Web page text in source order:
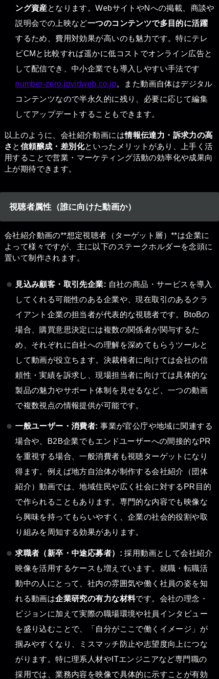
ング資産 となります。WebサイトやNへの掲載、商談や
説明会での上映など一つのコンテンツで多目的に活躍
するため、費用対効果が高いのも魅力です。特にテレ
ビCMと比較すれば遥かに低コストでオンライン広告と
して配信でき、中小企業でも導入しやすい手法です
number-zero.jpvidweb.co.jp。また動画自体はデジタル
コンテンツなので半永久的に残り、必要に応じて編集
してアップデートすることもできます。
以上のように、会社紹介動画には情報伝達力・訴求力の高
さ と 信頼醸成・差別化といったメリットがあり、上手く活
用することで営業・マーケティング活動の効率化や成果向
上が期待できます。
視聴者属性（誰に向けた動画か）
会社紹介動画の**想定視聴者（ターゲット層）**は企業に
よって様々ですが、主に以下のステークホルダーを念頭に
置いて制作されます。
見込み顧客・取引先企業: 自社の商品・サービスを導入
してくれる可能性のある企業や、現在取引のあるクラ
イアント企業の担当者が代表的な視聴者です。BtoBの
場合、購買意思決定には複数の関係者が関与するた
め、それぞれに自社への理解を深めてもらうツールと
して動画が役立ちます。決裁権者に向けては会社の信
頼性・実績を訴求し、現場担当者に向けては具体的な
製品の魅力やサポート体制を見せるなど、一つの動画
で複数視点の情報提供が可能です。
一般ユーザー・消費者: 事業が官公庁や地域に関連する
場合や、B2B企業でもエンドユーザーへの間接的なPR
を重視する場合、一般消費者も視聴ターゲットになり
得ます。例えば地方自治体が制作する会社紹介（団体
紹介）動画では、地域住民や広く社会に対するPR目的
で作られることもあります。専門的な内容でも映像な
ら興味を持ってもらいやすく、企業の社会的役割や取
り組みを周知する効果があります。
求職者（新卒・中途応募者）: 採用動画として会社紹介
映像を活用するケースも増えています。就職・転職活
動中の人にとって、社内の雰囲気や働く社員の姿を知
れる動画は企業研究の有力な材料です。会社の理念・
ビジョンに加えて実際の職場環境や社員インタビュー
を盛り込むことで、「自分がここで働くイメージ」が
掴みやすくなり、ミスマッチ防止や志望度向上につな
がります。特に理系人材やITエンジニアなど専門職の
採用では、業務内容を映像で具体的に示すことが有効